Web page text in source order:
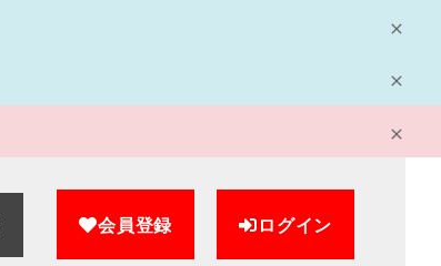
会員登録 ログイン